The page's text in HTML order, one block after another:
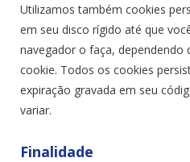
Utilizamos também cookies
em seu disco rígido até que
navegador o faça, dependendo
cookie. Todos os cookies
expiração gravada em seu
variar.
Finalidade